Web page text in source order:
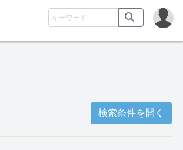
検索条件を開く